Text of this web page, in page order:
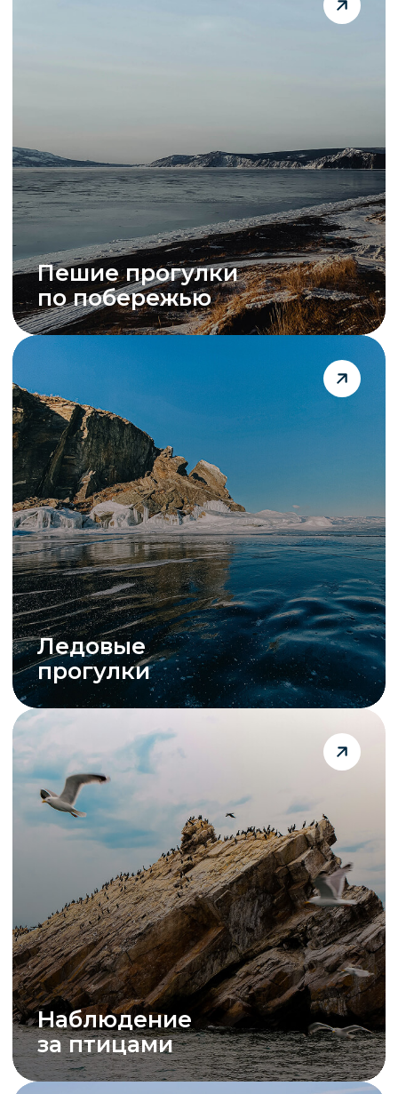
Катание на сапах
и байдарках
Реликтовая
тополиная роща
Кайтинг
Экскурсии на катерах
в бухту Песчаная